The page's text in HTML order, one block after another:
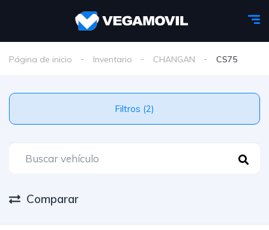
Página de inicio Inventario CHANGAN CS75
Filtros (2)
Comparar